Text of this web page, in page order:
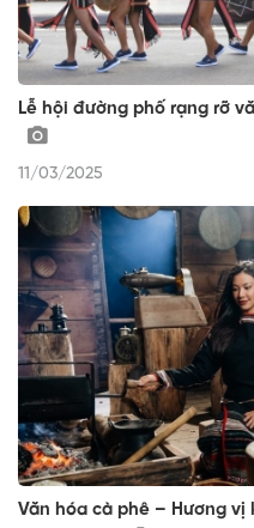
Lễ hội đường phố rạng rỡ
11/03/2025
Văn hóa cà phê – Hương